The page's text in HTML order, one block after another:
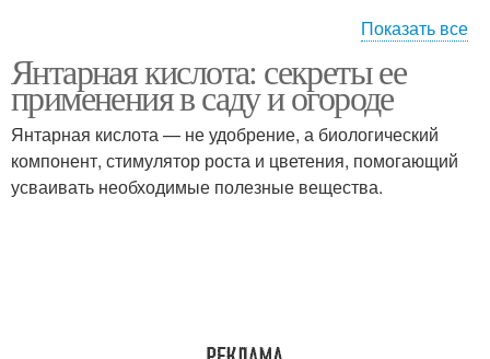
Кислоты в саду Кислоты для растений
Кислота для растений
Показать все
Янтарная кислота: секреты ее
применения в саду и огороде
Янтарная кислота — не удобрение, а биологический
компонент, стимулятор роста и цветения, помогающий
усваивать необходимые полезные вещества.